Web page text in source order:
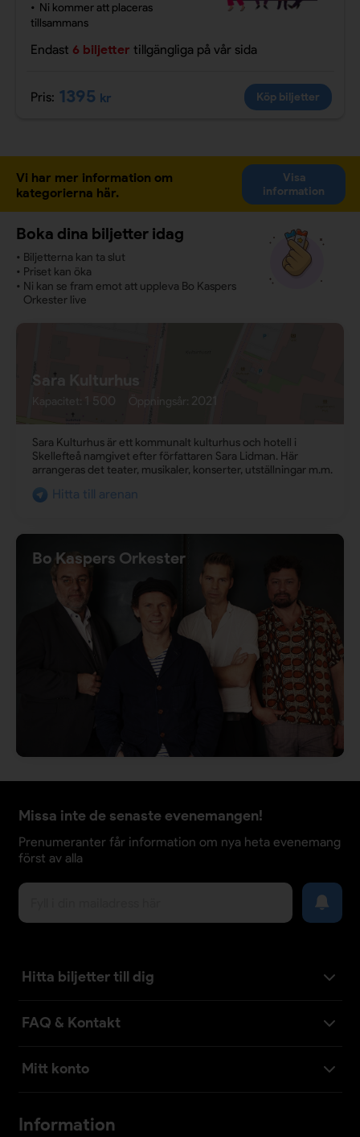
Ni kommer att placeras
tillsammans
Endast 6 biljetter tillgängliga på vår sida
Pris: 1395 kr Köp biljetter
Vi har mer information om
kategorierna här.
Visa
information
Boka dina biljetter idag
• Biljetterna kan ta slut
• Priset kan öka
• Ni kan se fram emot att uppleva Bo Kaspers
Orkester live
Sara Kulturhus
Kapacitet: 1 500 Öppningsår: 2021
Sara Kulturhus är ett kommunalt kulturhus och hotell i
Skellefteå namgivet efter författaren Sara Lidman. Här
arrangeras det teater, musikaler, konserter, utställningar m.m.
Hitta till arenan
Bo Kaspers Orkester
Missa inte de senaste evenemangen!
Prenumeranter får information om nya heta evenemang
först av alla
Hitta biljetter till dig
FAQ & Kontakt
Mitt konto
Information